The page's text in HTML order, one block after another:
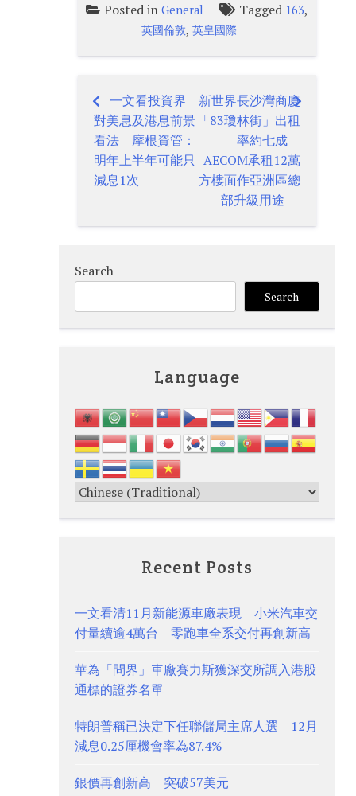
Posted inGeneral Tagged 163,
英國倫敦,英皇國際
Post
navigation
一文看投資界
對美息及港息前景
看法 摩根資管：
明年上半年可能只
減息1次
新世界長沙灣商廈
「83瓊林街」出租
率約七成
AECOM承租12萬
方樓面作亞洲區總
部升級用途
Search
Search
Language
Recent Posts
一文看清11月新能源車廠表現 小米汽車交
付量續逾4萬台 零跑車全系交付再創新高
華為「問界」車廠賽力斯獲深交所調入港股
通標的證券名單
特朗普稱已決定下任聯儲局主席人選 12月
減息0.25厘機會率為87.4%
銀價再創新高 突破57美元